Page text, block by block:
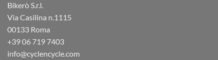
Bikerò S.r.l.
Via Casilina n.1115
00133 Roma
+3906 719 7403
info@cyclencycle.com